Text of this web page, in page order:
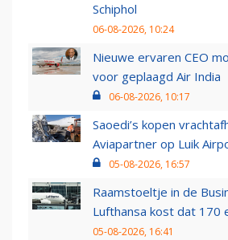
Schiphol
06-08-2026, 10:24
Nieuwe ervaren CEO
voor geplaagd Air India
06-08-2026, 10:17
Saoedi’s kopen
Aviapartner op Luik
05-08-2026, 16:57
Raamstoeltje in de
Lufthansa kost dat 170
05-08-2026, 16:41